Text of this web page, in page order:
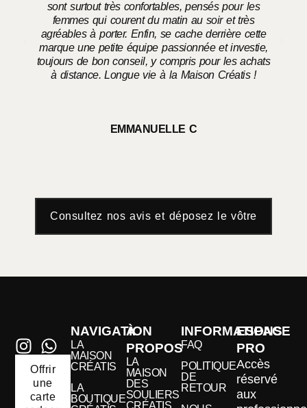
sont surtout très confortables, pensés pour les
femmes qui courent du matin au soir et très
agréables à porter. Enfin, se cache derrière cette
marque une petite équipe passionnée et investie,
toujours de bon conseil, y compris pour les achats
à distance. Longue vie à la Maison Créatis !
EMMANUELLE C
Consultez nos avis et déposez le vôtre
Offrir
une
carte
NAVIGATION
LA
MAISON
CRÉATIS
LA
BOUTIQUE
À
PROPOS
LA
MAISON
DES
SOULIERS
CRÉATIS
INFORMATIONS
FAQ
POLITIQUE
DE
RETOUR
ESPACE
PRO
Accès
réservé
aux